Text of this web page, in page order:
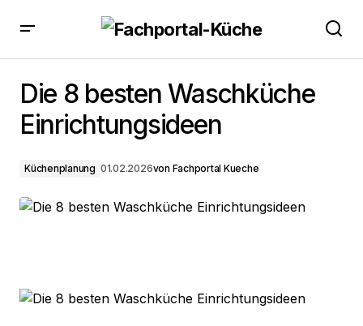
Die 8 besten Waschküche
Einrichtungsideen
Küchenplanung 01.02.2026von Fachportal Kueche